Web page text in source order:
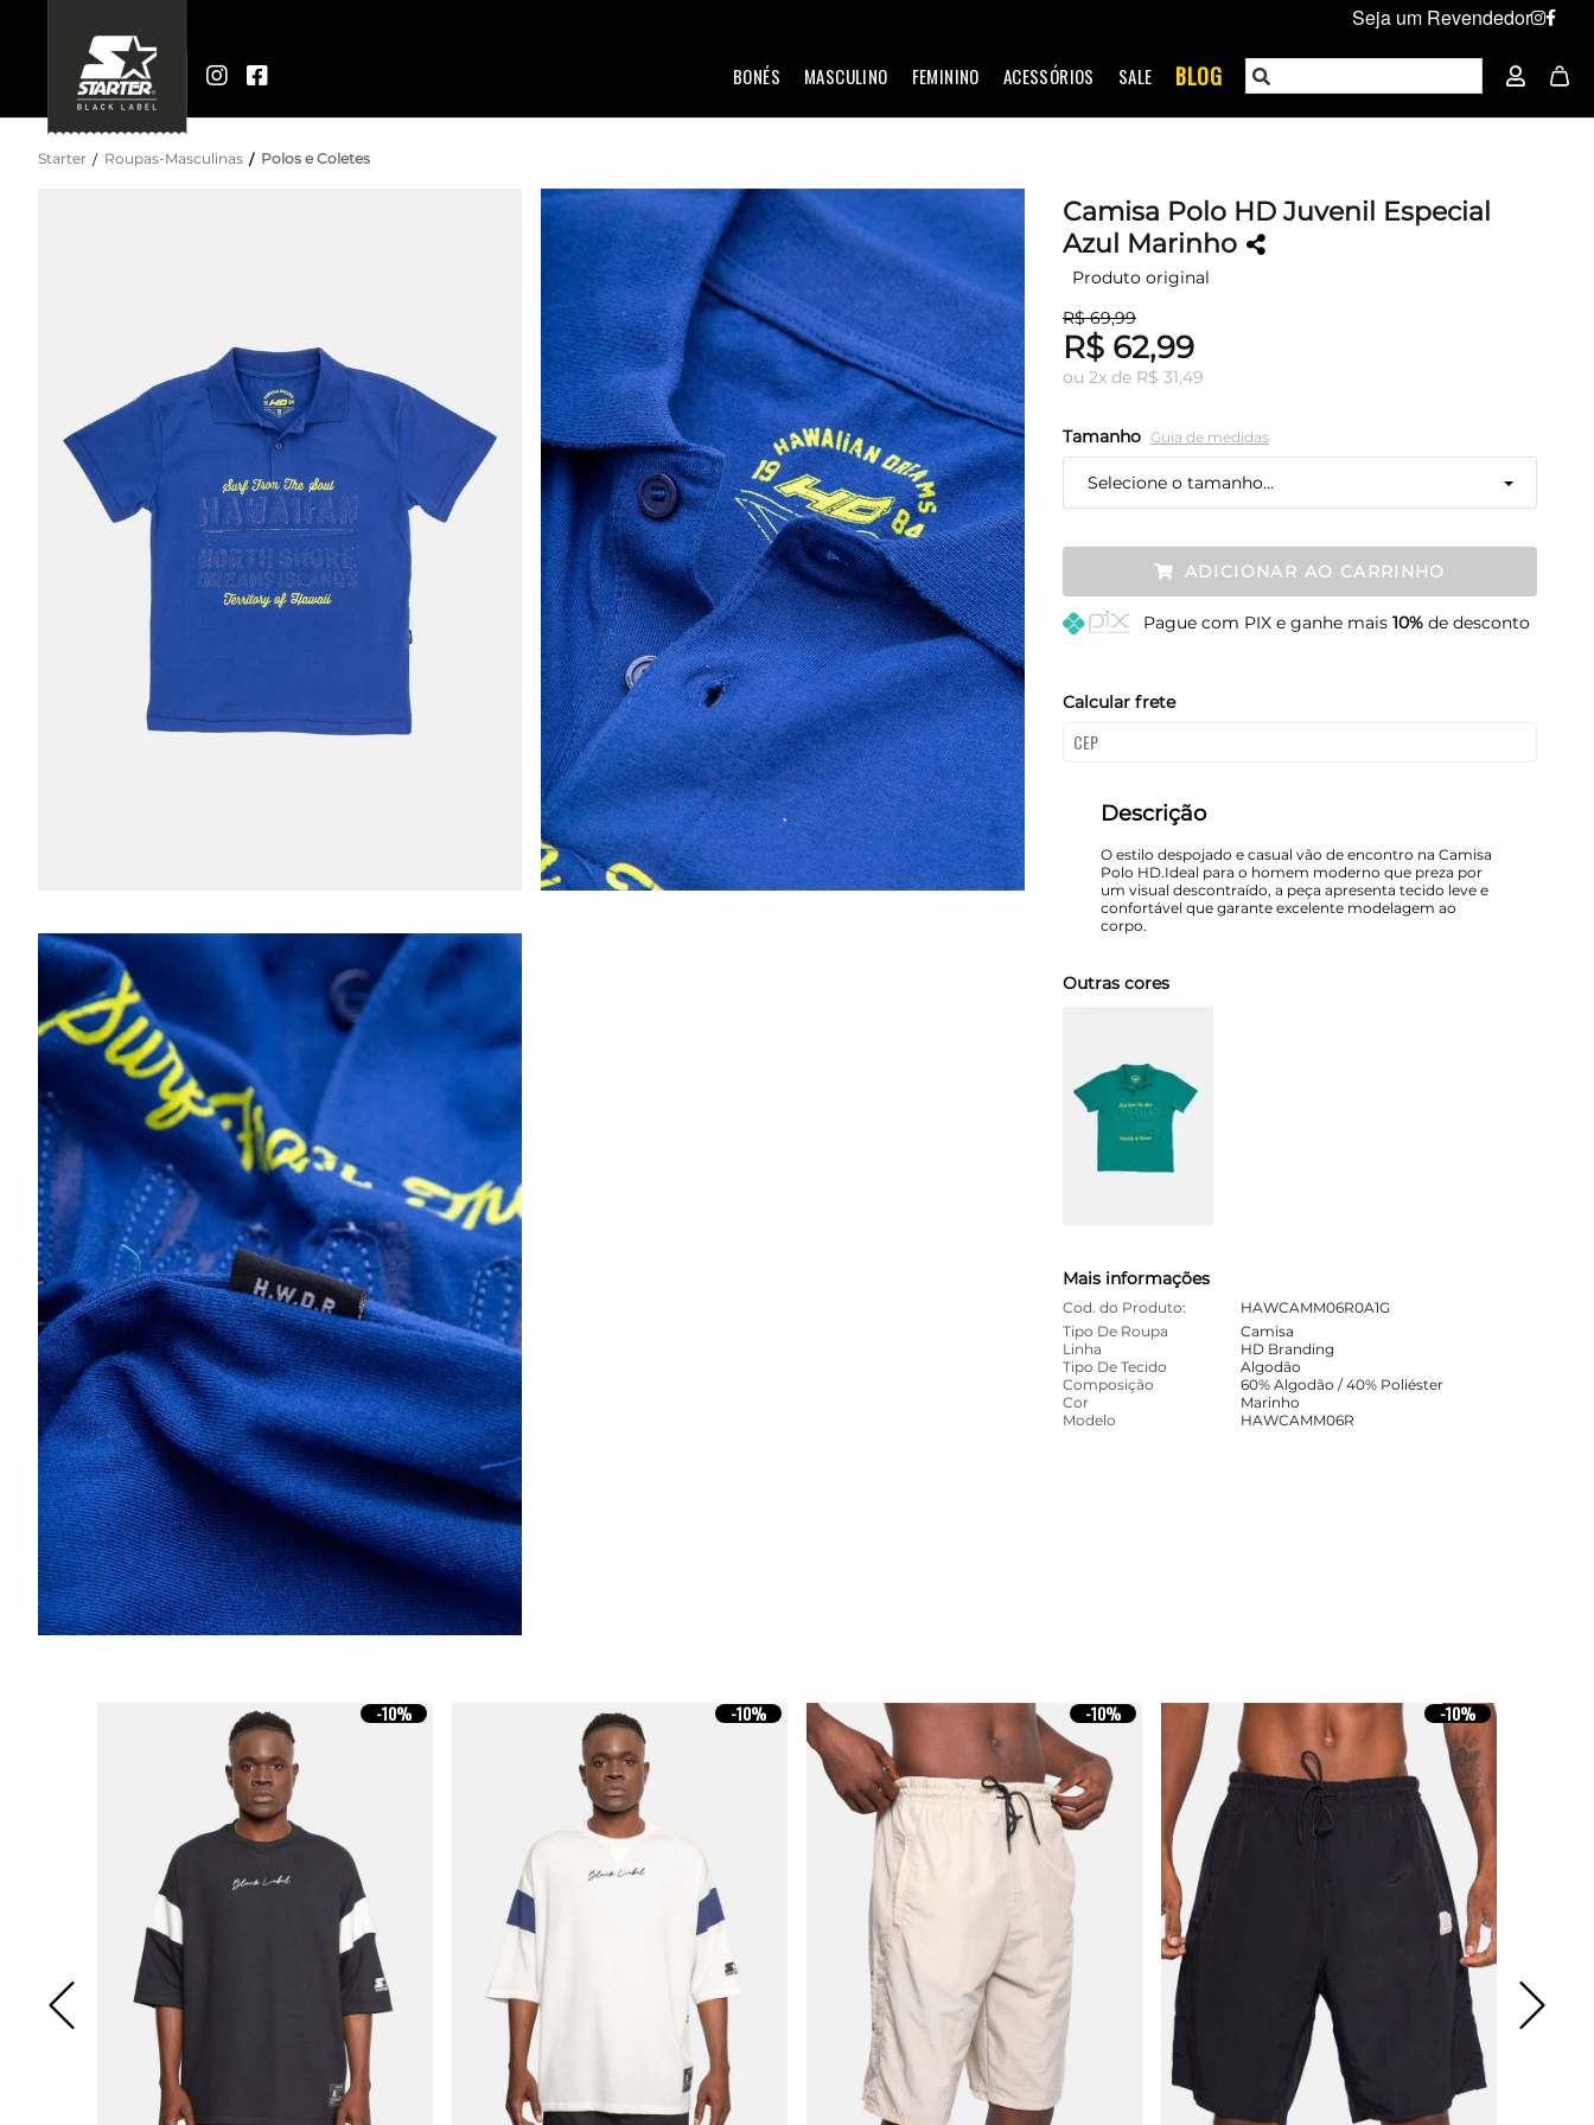
Seja um Revendedor
BONÉS MASCULINO FEMININO ACESSÓRIOS SALE BLOG
Starter Roupas-Masculinas Polos e Coletes
Camisa Polo HD Juvenil Especial
Azul Marinho
Produto original
R$ 69,99
R$ 62,99
ou 2x de R$ 31,49
Tamanho Guia de medidas
Selecione o tamanho...
Esgotado
G Restam mais de 6 itens
ADICIONAR AO CARRINHO
Pague com PIX e ganhe mais 10%de desconto
Calcular frete
Descrição
O estilo despojado e casual vão de encontro na Camisa
Polo HD.Ideal para o homem moderno que preza por
um visual descontraído, a peça apresenta tecido leve e
confortável que garante excelente modelagem ao
corpo.
Outras cores
Mais informações
Cod. do Produto:
HAWCAMM06R0A1G
Tipo De Roupa
Camisa
Linha
HD Branding
Tipo De Tecido
Algodão
Composição
60% Algodão / 40% Poliéster
Cor
Marinho
Modelo
HAWCAMM06R
-10% -10% -10% -10%